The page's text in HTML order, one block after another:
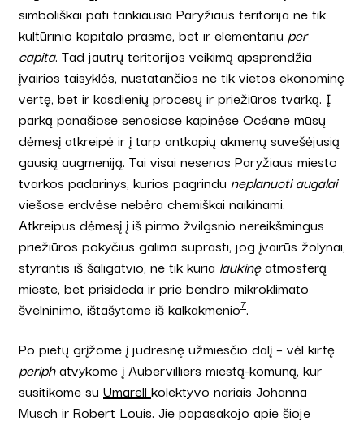
simboliškai pati tankiausia Paryžiaus teritorija ne tik
kultūrinio kapitalo prasme, bet ir elementariu per
capita. Tad jautrų teritorijos veikimą apsprendžia
įvairios taisyklės, nustatančios ne tik vietos ekonominę
vertę, bet ir kasdienių procesų ir priežiūros tvarką. Į
parką panašiose senosiose kapinėse Océane mūsų
dėmesį atkreipė ir į tarp antkapių akmenų suvešėjusią
gausią augmeniją. Tai visai nesenos Paryžiaus miesto
tvarkos padarinys, kurios pagrindu neplanuoti augalai
viešose erdvėse nebėra chemiškai naikinami.
Atkreipus dėmesį į iš pirmo žvilgsnio nereikšmingus
priežiūros pokyčius galima suprasti, jog įvairūs žolynai,
styrantis iš šaligatvio, ne tik kuria laukinęatmosferą
mieste, bet prisideda ir prie bendro mikroklimato
švelninimo, ištašytame iš kalkakmenio7.
Po pietų grįžome į judresnę užmiesčio dalį – vėl kirtę
periphatvykome į Aubervilliers miestą-komuną, kur
susitikome su Umarell kolektyvo nariais Johanna
Musch ir Robert Louis. Jie papasakojo apie šioje